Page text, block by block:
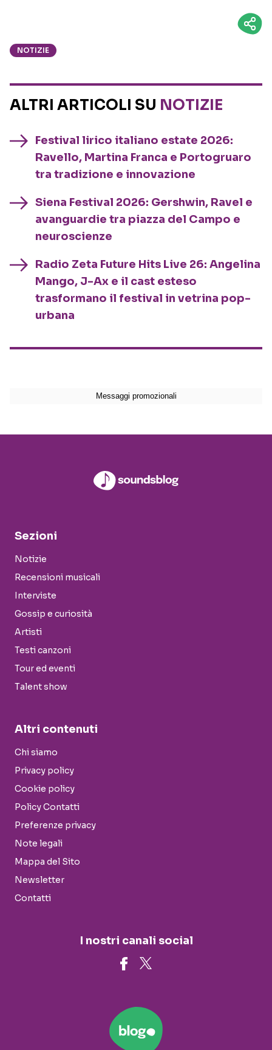
NOTIZIE
ALTRI ARTICOLI SU NOTIZIE
Festival lirico italiano estate 2026:
Ravello, Martina Franca e Portogruaro
tra tradizione e innovazione
Siena Festival 2026: Gershwin, Ravel e
avanguardie tra piazza del Campo e
neuroscienze
Radio Zeta Future Hits Live 26: Angelina
Mango, J-Ax e il cast esteso
trasformano il festival in vetrina pop-
urbana
Sezioni
Notizie
Recensioni musicali
Interviste
Gossip e curiosità
Artisti
Testi canzoni
Tour ed eventi
Talent show
Altri contenuti
Chi siamo
Privacy policy
Cookie policy
Policy Contatti
Preferenze privacy
Note legali
Mappa del Sito
Newsletter
Contatti
I nostri canali social